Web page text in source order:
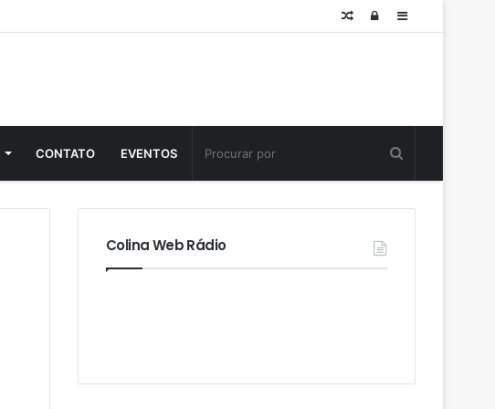
Sidebar
Log
Posts
CONTATO EVENTOS
Colina Web Rádio